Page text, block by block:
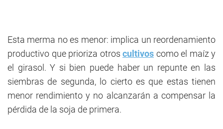
Esta merma no es menor: implica un reordenamiento
productivo que prioriza otros cultivos como el maíz y
el girasol. Y si bien puede haber un repunte en las
siembras de segunda, lo cierto es que estas tienen
menor rendimiento y no alcanzarán a compensar la
pérdida de la soja de primera.